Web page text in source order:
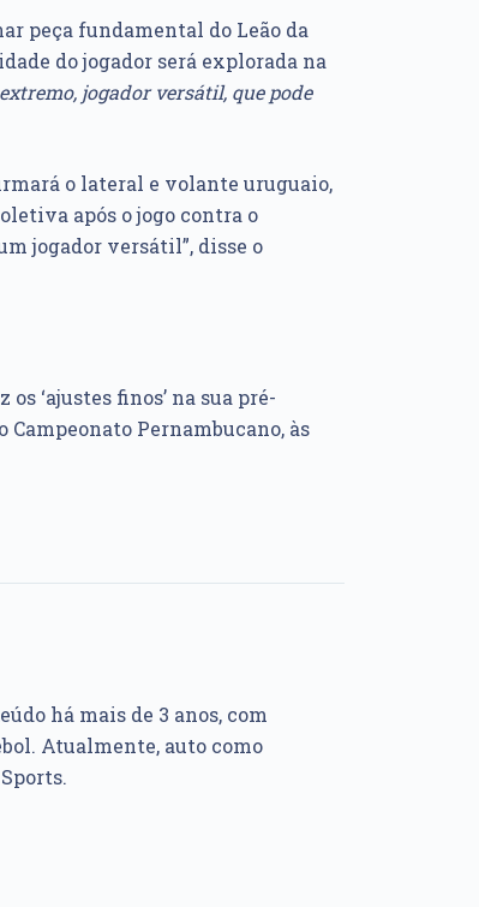
peça fundamental do Leão da
do jogador será explorada na
jogador versátil, que pode
o lateral e volante uruguaio,
após o jogo contra o
jogador versátil”, disse o
‘ajustes finos’ na sua pré-
Pernambucano, às
há mais de 3 anos, com
Atualmente, auto como